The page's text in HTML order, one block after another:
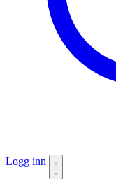
Logg inn